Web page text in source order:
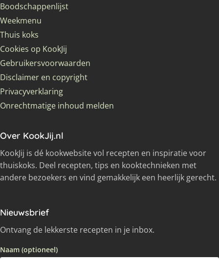
Boodschappenlijst
Weekmenu
Thuis koks
Cookies op KookJij
Gebruikersvoorwaarden
Disclaimer en copyright
Privacyverklaring
Onrechtmatige inhoud melden
Over KookJij.nl
KookJij is dé kookwebsite vol recepten en inspiratie voor
thuiskoks. Deel recepten, tips en kooktechnieken met
andere bezoekers en vind gemakkelijk een heerlijk gerecht.
Nieuwsbrief
Ontvang de lekkerste recepten in je inbox.
Naam (optioneel)